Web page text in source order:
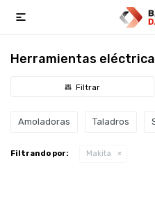

Herramientas
Amoladoras Taladros
Filtrando por: Makita